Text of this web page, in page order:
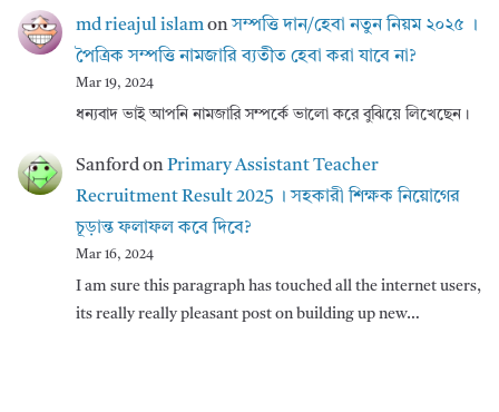
md rieajul islamonসম্পত্তি দান/হেবা নতুন নিয়ম ২০২৫ ।
পৈত্রিক সম্পত্তি নামজারি ব্যতীত হেবা করা যাবে না?
Mar 19, 2024
ধন্যবাদ ভাই আপনি নামজারি সম্পর্কে ভালো করে বুঝিয়ে লিখেছেন।
SanfordonPrimary Assistant Teacher
Recruitment Result 2025 । সহকারী শিক্ষক নিয়োগের
চূড়ান্ত ফলাফল কবে দিবে?
Mar 16, 2024
I am sure this paragraph has touched all the internet users,
its really really pleasant post on building up new…